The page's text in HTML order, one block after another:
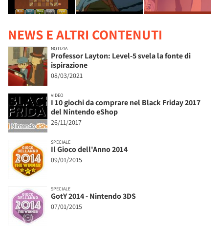
NEWS E ALTRI CONTENUTI
NOTIZIA
Professor Layton: Level-5 svela la fonte di
ispirazione
08/03/2021
VIDEO
I 10 giochi da comprare nel Black Friday 2017
del Nintendo eShop
26/11/2017
SPECIALE
Il Gioco dell'Anno 2014
09/01/2015
SPECIALE
GotY 2014 - Nintendo 3DS
07/01/2015